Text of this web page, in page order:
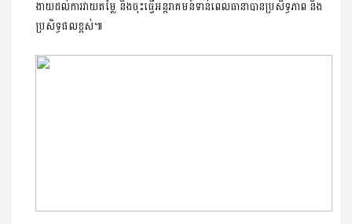
ងាយដល់ការវាយតម្លៃ និងចុះធ្វើអន្តរាគមន៍ទាន់ពេលធានាបានប្រសិទ្ធភាព និង
ប្រសិទ្ធផលខ្ពស់៕